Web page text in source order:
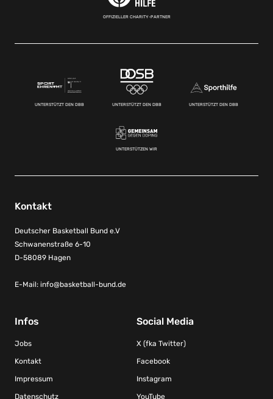
OFFIZIELLER CHARITY-PARTNER
UNTERSTÜTZT DEN DBB UNTERSTÜTZT DEN DBB UNTERSTÜTZT DEN DBB
UNTERSTÜTZEN WIR
Kontakt
Deutscher Basketball Bund e.V
Schwanenstraße 6-10
D-58089 Hagen
E-Mail: info@basketball-bund.de
Infos
Jobs
Kontakt
Impressum
Datenschutz
Social Media
X (fka Twitter)
Facebook
Instagram
YouTube